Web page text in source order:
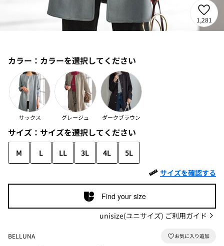
1,281
カラー： カラーを選択してください
サックス グレージュ ダークブラウン
サイズ： サイズを選択してください
M L LL 3L 4L
5L
サイズを確認する
Find your size
unisize(ユニサイズ) ご利用ガイド
BELLUNA